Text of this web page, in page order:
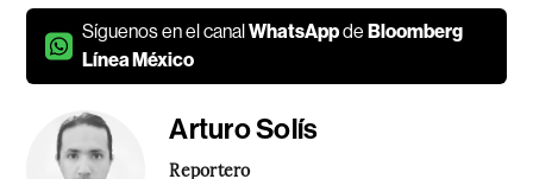
Síguenos en el canalWhatsAppdeBloomberg
Línea México
Arturo Solís
Reportero